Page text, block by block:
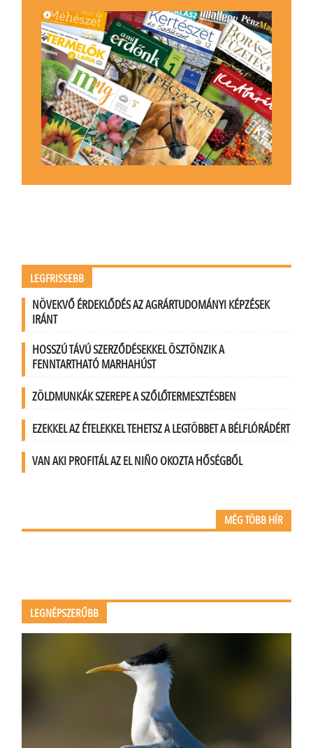
LEGFRISSEBB
NÖVEKVŐ ÉRDEKLŐDÉS AZ AGRÁRTUDOMÁNYI KÉPZÉSEK
IRÁNT
HOSSZÚ TÁVÚ SZERZŐDÉSEKKEL ÖSZTÖNZIK A
FENNTARTHATÓ MARHAHÚST
ZÖLDMUNKÁK SZEREPE A SZŐLŐTERMESZTÉSBEN
EZEKKEL AZ ÉTELEKKEL TEHETSZ A LEGTÖBBET A BÉLFLÓRÁDÉRT
VAN AKI PROFITÁL AZ EL NIÑO OKOZTA HŐSÉGBŐL
MÉG TÖBB HÍR
LEGNÉPSZERŰBB